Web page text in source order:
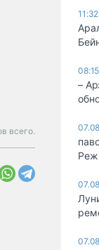
всего.
11:32
08:15
–
07.08
Реж
07.08
07.08